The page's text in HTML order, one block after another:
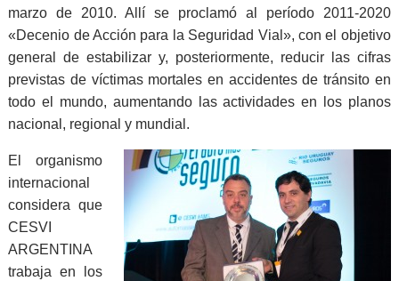
marzo de 2010. Allí se proclamó al período 2011-2020
«Decenio de Acción para la Seguridad Vial», con el objetivo
general de estabilizar y, posteriormente, reducir las cifras
previstas de víctimas mortales en accidentes de tránsito en
todo el mundo, aumentando las actividades en los planos
nacional, regional y mundial.
El organismo
internacional
considera que
CESVI
ARGENTINA
trabaja en los